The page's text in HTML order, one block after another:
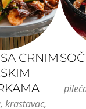
CRNIM
krastavac,